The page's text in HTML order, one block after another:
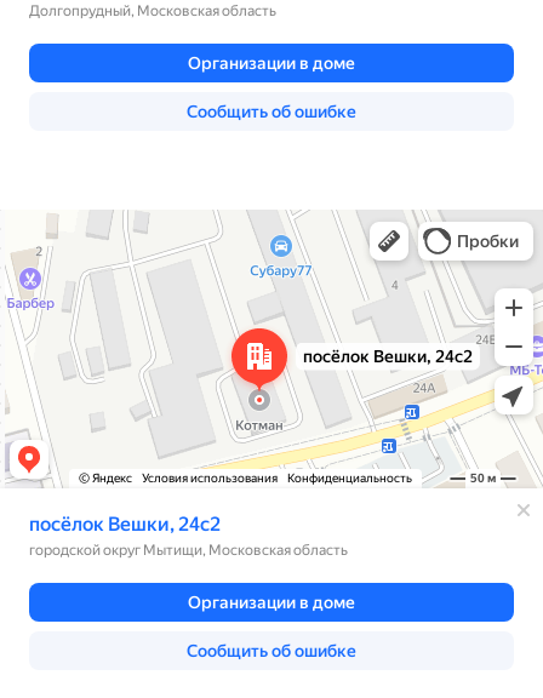
Диагностика систем ABS и DSTC Вольво
Поиск утечки тока, произвольный разряд аккумулятора
Вольво
Клонирование, прошивка и ремонт блоков управления
Диагностика, ремонт проводки Вольво
Замена турбины двигателя Вольво
Замена свечей накаливания на дизеле Вольво
Замена сальника распредвала Вольво
Замена сальника привода Вольво
Замена сальника коленвала Вольво
Замена ремня ГРМ Вольво
Замена радиатора системы охлаждения Вольво
Замена прокладки клапанной крышки Вольво
Замена прокладки ГБЦ на Вольво
Яндекс Карты
Посёлок Вёшки, 24с2 — Яндекс Карты